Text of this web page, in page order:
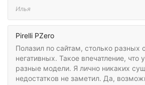
Илья
Pirelli PZero
Полазил по сайтам, столько разных
негативных. Такое впечатление, что
разные модели. Я лично никаких
недостатков не заметил. Да,